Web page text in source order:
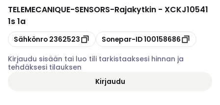
TELEMECANIQUE-SENSORS-Rajakytkin - XCKJ10541
1s 1a
Kopioi
Sähkönro 2362523 Kopioi
Sonepar-ID100158686
Kirjaudu sisään tai luo tili tarkistaaksesi hinnan ja
tehdäksesi tilauksen
Kirjaudu